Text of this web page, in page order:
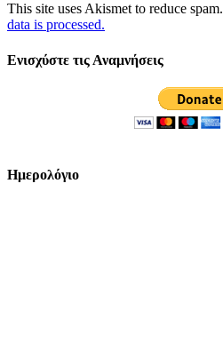
This site uses Akismet to reduce spam.
data is processed.
Ενισχύστε τις Αναμνήσεις
Ημερολόγιο